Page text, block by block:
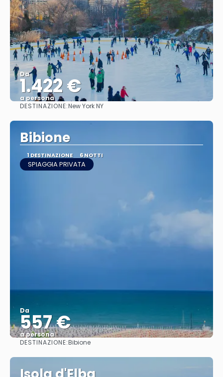
Da
1.422 €
a persona
Vedere
DESTINAZIONE:New York NY
Bibione
1 DESTINAZIONE 6 NOTTI
SPIAGGIA PRIVATA
Da
557 €
a persona
DESTINAZIONE:Bibione